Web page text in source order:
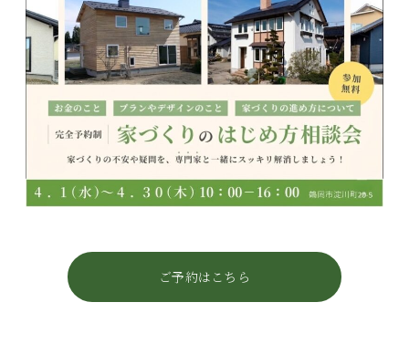
ご予約はこちら